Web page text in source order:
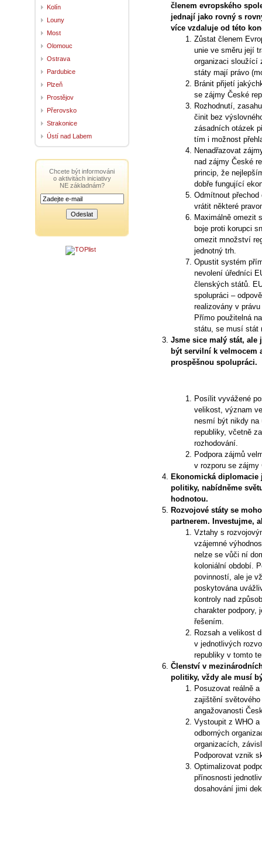
členem evropského
jednají jako rovný s
více vzdaluje od této
Zůstat členem
unie ve směru její
organizaci sloužící
státy mají právo
Bránit přijetí
se zájmy České
Rozhodnutí,
činit bez
zásadních otázek
tím i možnost
Nenadřazovat
nad zájmy České
princip, že
dobře fungující
Odmítnout
vrátit některé
Maximálně omezit
boje proti korupci
omezit množství
jednotný trh.
Opustit systém
nevolení úředníci
členských států.
spolupráci –
realizovány v
Přímo použitelná
státu, se musí stát
Jsme sice malý stát, ale
být servilní k velmocem
prospěšnou spolupráci.
Posílit vyvážené
velikost, význam
nesmí být nikdy na
republiky, včetně
rozhodování.
Podpora zájmů
v rozporu se zájmy
Ekonomická diplomacie
politiky, nabídněme
hodnotou.
Rozvojové státy se
partnerem. Investujme,
Vztahy s
vzájemné
nelze se vůči ní
koloniální období.
povinností, ale je
poskytována
kontroly nad
charakter podpory,
řešením.
Rozsah a velikost
v jednotlivých
republiky v tomto
Členství v
politiky, vždy ale musí
Posuzovat reálně
zajištění
angažovanosti
Vystoupit z WHO
odborných
organizacích,
Podporovat vznik
Optimalizovat
přínosnosti
dosahování jimi
Kolín
Louny
Most
Olomouc
Ostrava
Pardubice
Plzeň
Prostějov
Přerovsko
Strakonice
Ústí nad Labem
Chcete být informováni
o aktivitách iniciativy
NE základnám?